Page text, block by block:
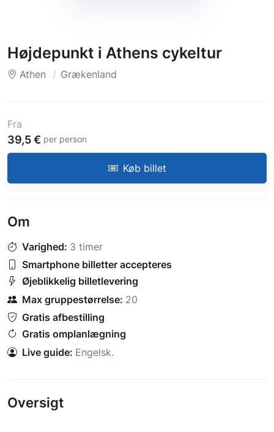
Højdepunkt i Athens cykeltur
Athen Grækenland
Fra
39,5 € per person
Køb billet
Om
Varighed: 3 timer
Smartphone billetter accepteres
Øjeblikkelig billetlevering
Max gruppestørrelse: 20
Gratis afbestilling
Gratis omplanlægning
Live guide: Engelsk.
Oversigt